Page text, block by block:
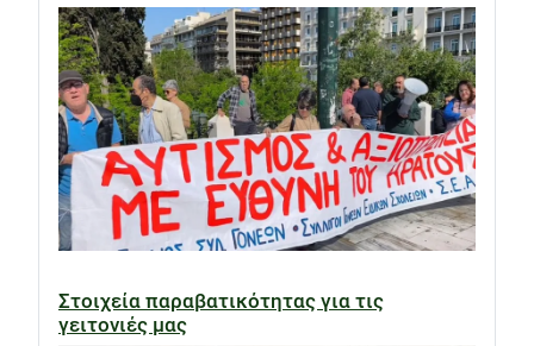
Στοιχεία παραβατικότητας για τις
γειτονιές μας